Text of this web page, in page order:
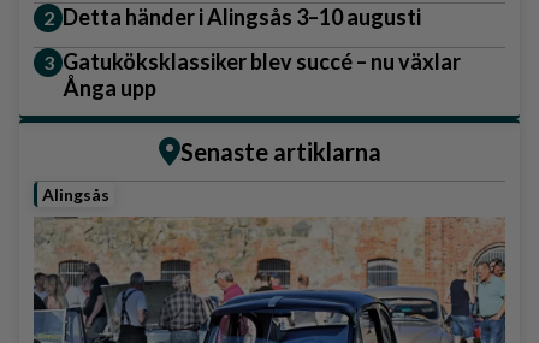
Detta händer i Alingsås 3–10 augusti
Gatuköksklassiker blev succé – nu växlar
Ånga upp
Senaste artiklarna
Alingsås